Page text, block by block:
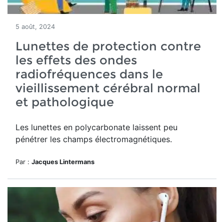
5 août, 2024
Lunettes de protection contre
les effets des ondes
radiofréquences dans le
vieillissement cérébral normal
et pathologique
Les lunettes en polycarbonate laissent peu
pénétrer les champs électromagnétiques.
Par : Jacques Lintermans